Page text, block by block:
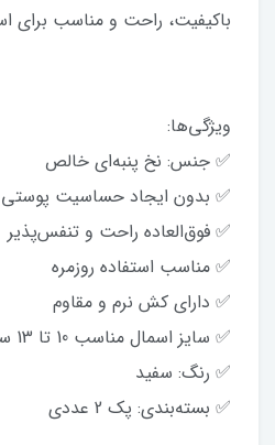
باکیفیت، راحت و مناسب برای
ویژگی‌ها:
✅ جنس: نخ پنبه‌ای خالص
✅ بدون ایجاد حساسیت پوستی
✅ فوق‌العاده راحت و تنفس‌پذیر
✅ مناسب استفاده روزمره
✅ دارای کش نرم و مقاوم
✅ سایز اسمال مناسب 10 تا 13 سال
✅ رنگ: سفید
✅ بسته‌بندی: پک 2 عددی